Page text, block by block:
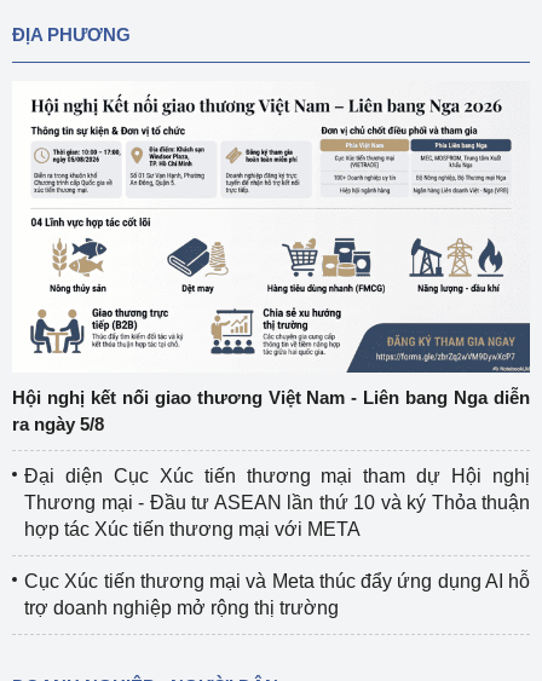
ĐỊA PHƯƠNG
Hội nghị kết nối giao thương Việt Nam - Liên bang Nga diễn
ra ngày 5/8
Đại diện Cục Xúc tiến thương mại tham dự Hội nghị
Thương mại - Đầu tư ASEAN lần thứ 10 và ký Thỏa thuận
hợp tác Xúc tiến thương mại với META
Cục Xúc tiến thương mại và Meta thúc đẩy ứng dụng AI hỗ
trợ doanh nghiệp mở rộng thị trường